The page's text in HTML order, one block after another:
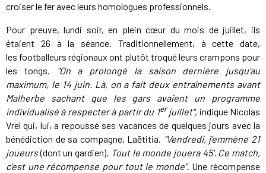
croiser le fer avec leurs homologues professionnels.
Pour preuve, lundi soir, en plein cœur du mois de juillet, ils
étaient 26 à la séance. Traditionnellement, à cette date,
les footballeurs régionaux ont plutôt troqué leurs crampons pour
les tongs.
"On a prolongé la saison dernière jusqu'au
maximum, le 14 juin. Là, on a fait deux entraînements avant
Malherbe sachant que les gars avaient un programme
individualisé à respecter à partir du 1erjuillet", indique Nicolas
Vrel qui, lui, a repoussé ses vacances de quelques jours avec la
bénédiction de sa compagne, Laëtitia. "Vendredi, j'emmène 21
joueurs(dont un gardien). Tout le monde jouera 45'. Ce match,
c'est une récompense pour tout le monde". Une récompense